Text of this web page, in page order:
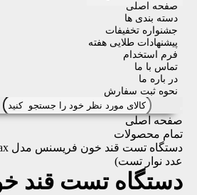
صفحه اصلی
دسته بندی ها
جشنواره تخفیفات
پیشنهادات طلایی هفته
فرم استخدام
تماس با ما
در باره ما
نحوه ثبت سفارش
صفحه اصلی
تمام محصولات
عدد نوار تست)
دستگاه تست قند